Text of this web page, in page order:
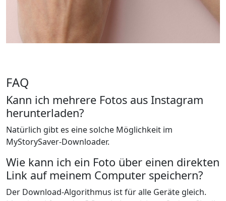
FAQ
Kann ich mehrere Fotos aus Instagram
herunterladen?
Natürlich gibt es eine solche Möglichkeit im
MyStorySaver-Downloader.
Wie kann ich ein Foto über einen direkten
Link auf meinem Computer speichern?
Der Download-Algorithmus ist für alle Geräte gleich.